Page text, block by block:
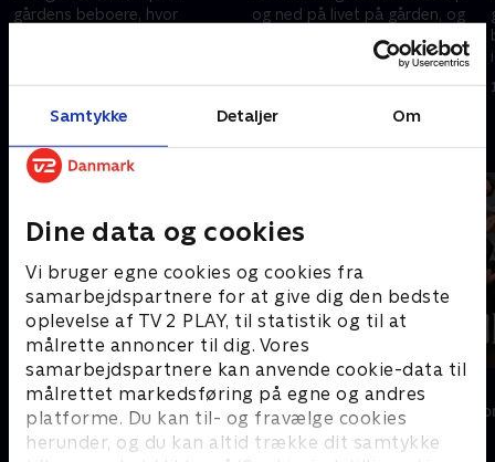
Samtykke Detaljer Om
Dine data og cookies
Vi bruger egne cookies og cookies fra
samarbejdspartnere for at give dig den bedste
oplevelse af TV 2 PLAY, til statistik og til at
målrette annoncer til dig. Vores
samarbejdspartnere kan anvende cookie-data til
målrettet markedsføring på egne og andres
platforme. Du kan til- og fravælge cookies
herunder, og du kan altid trække dit samtykke
gårdens beboere, hvor
3. april 2017 • 39 min
og ned på livet på gården, og
3. april 2017 • 25 min
Andre så også
Landmand søger kærlighed
Reality • 13 sæsoner
Forræder
Reality • 4